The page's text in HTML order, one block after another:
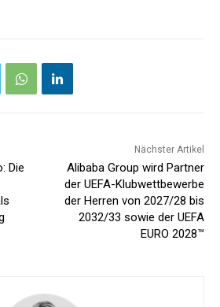
Die
Nächster Artikel
Alibaba Group wird Partner
der UEFA-Klubwettbewerbe
der Herren von 2027/28 bis
2032/33 sowie der UEFA
EURO 2028™